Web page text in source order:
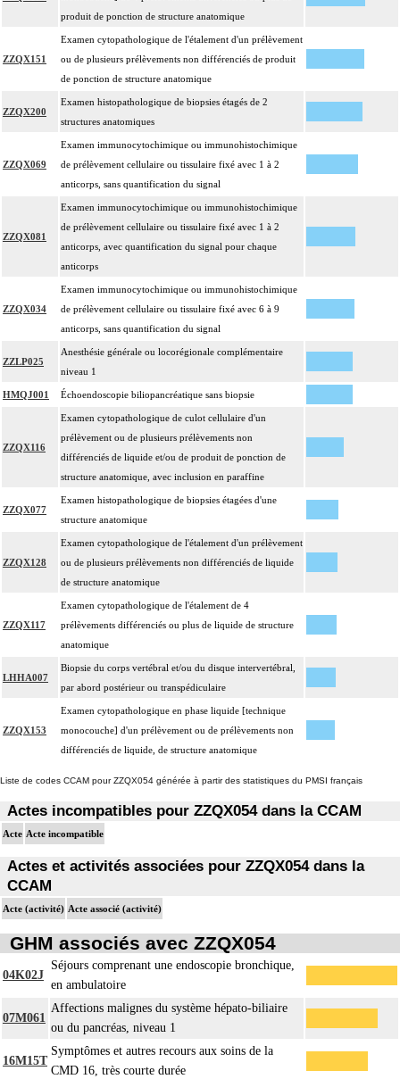
microscopique de pièce d'exérèse
viscéral de son éventuelle séreuse
L'examen anatomopathologique de pièce d'exérèse inclut : l'échantillonnage,
standard à base d'hémalun ou d'hématoxyline-éosine ou de phloxine avec ou
sans safran, avec ou sans photographie, l'interprétation, les éventuels
réexamens aux divers stades de réalisation, le compte rendu, le codage
Avec ou sans : coloration spéciale
coupes sériées
empreinte par apposition cellulaire
écrasis cellulaire
Facturation :
un seul acte peut être facturé que l'exérèse soit monobloc ou en fragments non
différenciés par le préleveur, partielle ou totale, pour chaque structure
anatomique
Par organe profond, on entend : tout organe ou toute structure non vasculaire,
de localisation intrathoracique ou intraabdominale.
Par organe superficiel, on entend : tout organe ou toute structure non
vasculaire, en dehors de ces localisations.
Par cible, on entend : lésion individualisée à prélever, quel que soit le nombre
de ponctions ou de biopsies effectuées à son niveau.
produit de ponction de structure anatomique
ZZQX151
Examen cytopathologique de l'étalement d'un prélèvement
ou de plusieurs prélèvements non différenciés de produit
de ponction de structure anatomique
ZZQX200
Examen histopathologique de biopsies étagés de 2
structures anatomiques
ZZQX069
Examen immunocytochimique ou immunohistochimique
de prélèvement cellulaire ou tissulaire fixé avec 1 à 2
anticorps, sans quantification du signal
ZZQX081
Examen immunocytochimique ou immunohistochimique
de prélèvement cellulaire ou tissulaire fixé avec 1 à 2
anticorps, avec quantification du signal pour chaque
anticorps
ZZQX034
Examen immunocytochimique ou immunohistochimique
de prélèvement cellulaire ou tissulaire fixé avec 6 à 9
anticorps, sans quantification du signal
ZZLP025
Anesthésie générale ou locorégionale complémentaire
niveau 1
HMQJ001 Échoendoscopie biliopancréatique sans biopsie
ZZQX116
Examen cytopathologique de culot cellulaire d'un
prélèvement ou de plusieurs prélèvements non
différenciés de liquide et/ou de produit de ponction de
structure anatomique, avec inclusion en paraffine
ZZQX077
Examen histopathologique de biopsies étagées d'une
structure anatomique
ZZQX128
Examen cytopathologique de l'étalement d'un prélèvement
ou de plusieurs prélèvements non différenciés de liquide
de structure anatomique
ZZQX117
Examen cytopathologique de l'étalement de 4
prélèvements différenciés ou plus de liquide de structure
anatomique
LHHA007
Biopsie du corps vertébral et/ou du disque intervertébral,
par abord postérieur ou transpédiculaire
ZZQX153
Examen cytopathologique en phase liquide [technique
monocouche] d'un prélèvement ou de prélèvements non
différenciés de liquide, de structure anatomique
Liste de codes CCAM pour ZZQX054 générée à partir des statistiques du PMSI français
Actes incompatibles pour ZZQX054 dans la CCAM
Acte Acte incompatible
Actes et activités associées pour ZZQX054 dans la
CCAM
Acte (activité) Acte associé (activité)
GHM associés avec ZZQX054
04K02J
Séjours comprenant une endoscopie bronchique,
en ambulatoire
07M061
Affections malignes du système hépato-biliaire
ou du pancréas, niveau 1
16M15T
Symptômes et autres recours aux soins de la
CMD 16, très courte durée